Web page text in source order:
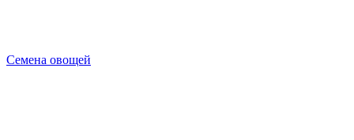
Семена овощей